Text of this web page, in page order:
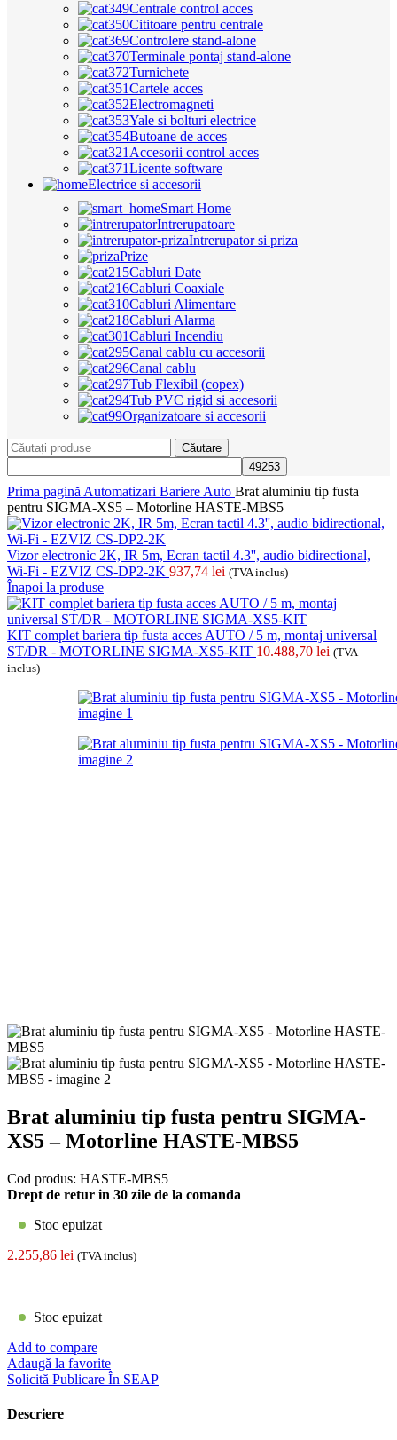
Centrale control acces
Cititoare pentru centrale
Controlere stand-alone
Terminale pontaj stand-alone
Turnichete
Cartele acces
Electromagneti
Yale si bolturi electrice
Butoane de acces
Accesorii control acces
Licente software
Electrice si accesorii
Smart Home
Intrerupatoare
Intrerupator si priza
Prize
Cabluri Date
Cabluri Coaxiale
Cabluri Alimentare
Cabluri Alarma
Cabluri Incendiu
Canal cablu cu accesorii
Canal cablu
Tub Flexibil (copex)
Tub PVC rigid si accesorii
Organizatoare si accesorii
Căutare
Prima pagină Automatizari Bariere Auto Brat aluminiu tip fusta
pentru SIGMA-XS5 – Motorline HASTE-MBS5
Vizor electronic 2K, IR 5m, Ecran tactil 4.3'', audio bidirectional,
Wi-Fi - EZVIZ CS-DP2-2K 937,74 lei (TVA inclus)
Înapoi la produse
KIT complet bariera tip fusta acces AUTO / 5 m, montaj universal
ST/DR - MOTORLINE SIGMA-XS5-KIT 10.488,70 lei (TVA
inclus)
Brat aluminiu tip fusta pentru SIGMA-
XS5 – Motorline HASTE-MBS5
Cod produs: HASTE-MBS5
Drept de retur in 30 zile de la comanda
Stoc epuizat
2.255,86 lei (TVA inclus)
Stoc epuizat
Add to compare
Adaugă la favorite
Solicită Publicare În SEAP
Descriere